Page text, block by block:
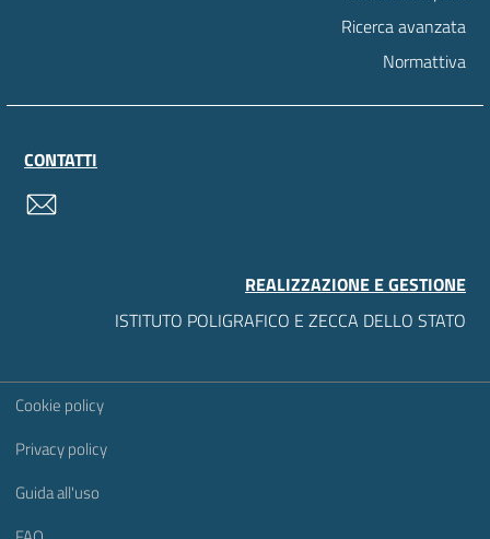
Ricerca avanzata
Normattiva
CONTATTI
REALIZZAZIONE E GESTIONE
ISTITUTO POLIGRAFICO E ZECCA DELLO STATO
Sezione Link Utili
Cookie policy
Privacy policy
Guida all'uso